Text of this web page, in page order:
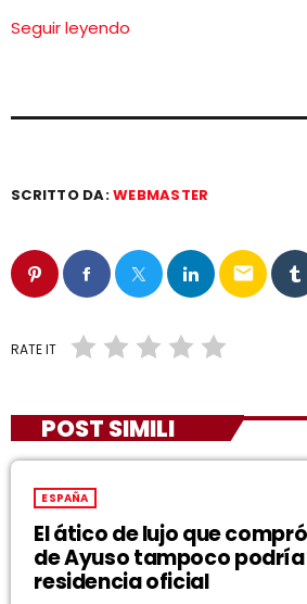
Seguir leyendo
SCRITTO DA:WEBMASTER
email
RATE IT
POST SIMILI
ESPAÑA
El ático de lujo que
de Ayuso tampoco
residencia oficial